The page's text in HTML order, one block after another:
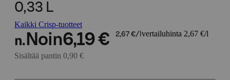
0,33 L
Kaikki Crisp-tuotteet
n. Noin6,19 € 2,67 €/l vertailuhinta 2,67 €/l
Sisältää pantin 0,90 €